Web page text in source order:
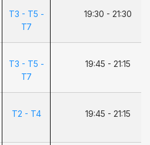
T3 - T5 -
T7
19:30 - 21:30
T3 - T5 -
T7
19:45 - 21:15
T2 - T4 19:45 - 21:15